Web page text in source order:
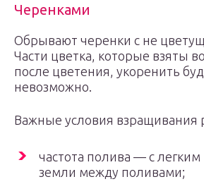
Черенками
Обрывают черенки с не
Части цветка, которые взяты
после цветения, укоренить
невозможно.
Важные условия взращивания
частота полива — с
земли между поливами;